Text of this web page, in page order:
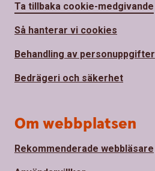
Ta tillbaka cookie-medgivande
Så hanterar vi cookies
Behandling av personuppgifter
Bedrägeri och säkerhet
Om webbplatsen
Rekommenderade webbläsare